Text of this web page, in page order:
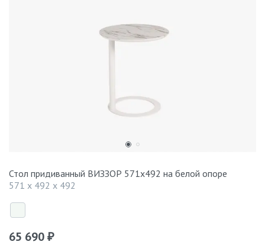
Стол придиванный ВИЗЗОР 571x492 на белой опоре
571 x 492 x 492
65 690 ₽